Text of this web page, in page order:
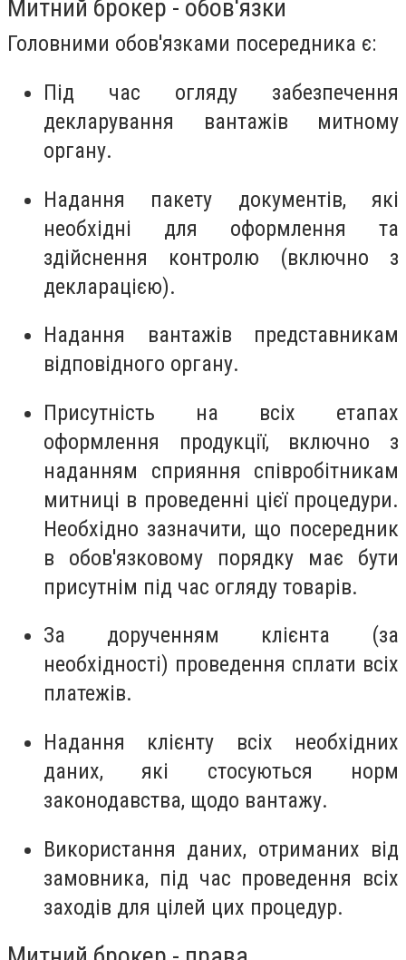
Митний брокер - обов'язки
Головними обов'язками посередника є:
Під час огляду забезпечення
декларування вантажів митному
органу.
Надання пакету документів, які
необхідні для оформлення та
здійснення контролю (включно з
декларацією).
Надання вантажів представникам
відповідного органу.
Присутність на всіх етапах
оформлення продукції, включно з
наданням сприяння співробітникам
митниці в проведенні цієї процедури.
Необхідно зазначити, що посередник
в обов'язковому порядку має бути
присутнім під час огляду товарів.
За дорученням клієнта (за
необхідності) проведення сплати всіх
платежів.
Надання клієнту всіх необхідних
даних, які стосуються норм
законодавства, щодо вантажу.
Використання даних, отриманих від
замовника, під час проведення всіх
заходів для цілей цих процедур.